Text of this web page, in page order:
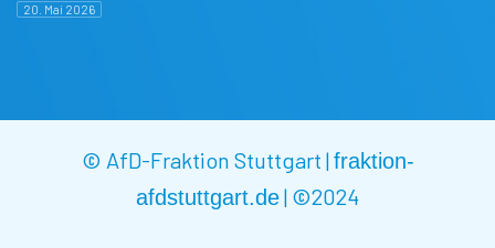
20. Mai 2026
© AfD-Fraktion Stuttgart |fraktion-
afdstuttgart.de| ©2024